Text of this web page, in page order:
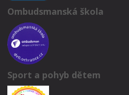
Ombudsmanská škola
Sport a pohyb dětem